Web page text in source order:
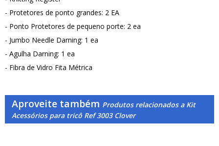
- Protetores de ponto grandes: 2 EA
- Ponto Protetores de pequeno porte: 2 ea
- Jumbo Needle Darning: 1 ea
- Agulha Darning: 1 ea
- Fibra de Vidro Fita Métrica
Aproveite também Produtos relacionados a Kit
Acessórios para tricô Ref 3003 Clover